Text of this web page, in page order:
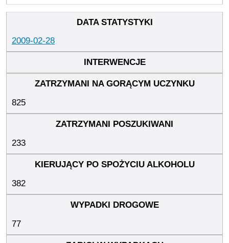
2009-02-28
825
233
382
77